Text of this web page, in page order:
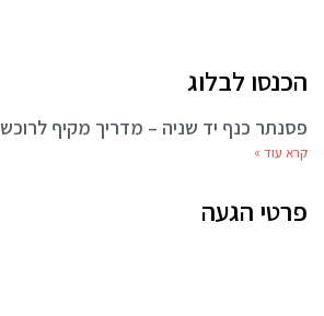
הכנסו לבלוג
פסנתר כנף יד שניה – מדריך מקיף לרוכש
קרא עוד »
פרטי הגעה